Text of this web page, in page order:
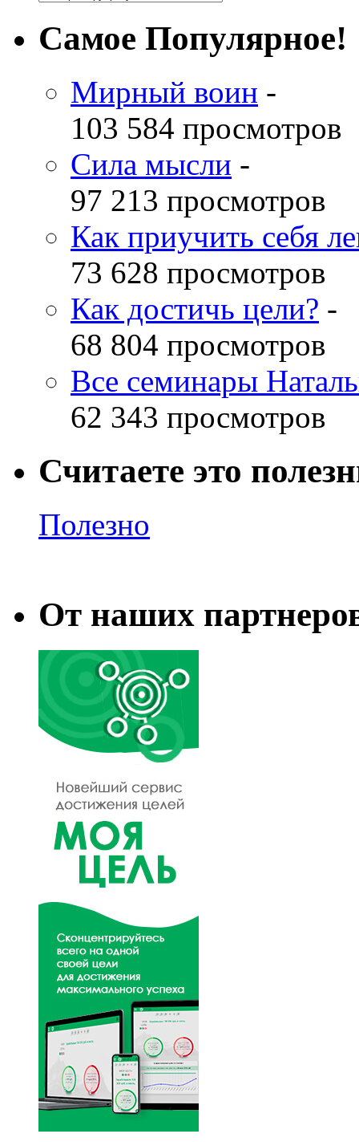
Самое Популярное!
Мирный воин -
103 584 просмотров
Сила мысли -
97 213 просмотров
Как приучить себя
73 628 просмотров
Как достичь цели? -
68 804 просмотров
Все семинары
62 343 просмотров
Считаете это
Полезно
От наших